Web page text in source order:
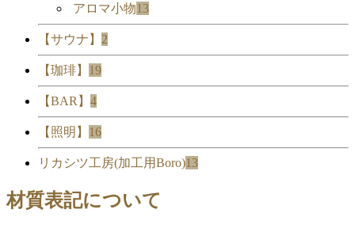
アロマ小物13
【サウナ】 2
【珈琲】 19
【BAR】 4
【照明】 16
リカシツ工房(加工用Boro)13
材質表記について